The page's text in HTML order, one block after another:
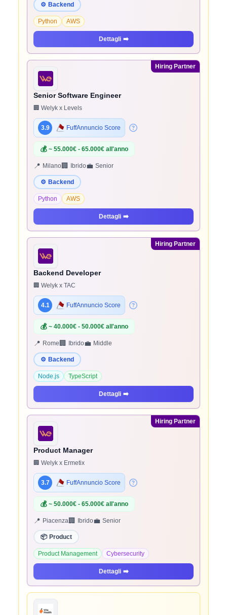
⚙️ Backend
Python AWS
Dettagli ➡️
Hiring Partner
Senior Software Engineer
🏢 Welyk x Levels
3.9 FuffAnnuncio Score
💰 ~ 55.000€ - 65.000€ all'anno
📍 Milano🏢 Ibrido💼 Senior
⚙️ Backend
Python AWS
Dettagli ➡️
Hiring Partner
Backend Developer
🏢 Welyk x TAC
4.1 FuffAnnuncio Score
💰 ~ 40.000€ - 50.000€ all'anno
📍 Rome 🏢 Ibrido💼 Middle
⚙️ Backend
Node.js TypeScript
Dettagli ➡️
Hiring Partner
Product Manager
🏢 Welyk x Ermetix
3.7 FuffAnnuncio Score
💰 ~ 50.000€ - 65.000€ all'anno
📍 Piacenza🏢 Ibrido💼 Senior
📦 Product
Product Management Cybersecurity
Dettagli ➡️